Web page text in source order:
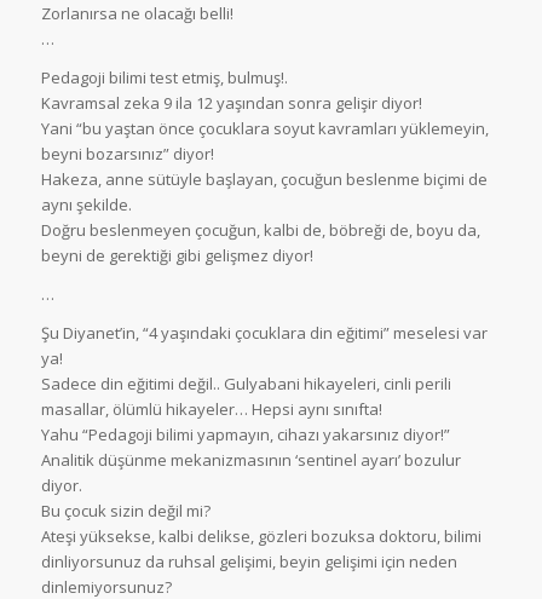
Zorlanırsa ne olacağı belli!
…
Pedagoji bilimi test etmiş, bulmuş!.
Kavramsal zeka 9 ila 12 yaşından sonra gelişir diyor!
Yani “bu yaştan önce çocuklara soyut kavramları yüklemeyin,
beyni bozarsınız” diyor!
Hakeza, anne sütüyle başlayan, çocuğun beslenme biçimi de
aynı şekilde.
Doğru beslenmeyen çocuğun, kalbi de, böbreği de, boyu da,
beyni de gerektiği gibi gelişmez diyor!
…
Şu Diyanet’in, “4 yaşındaki çocuklara din eğitimi” meselesi var
ya!
Sadece din eğitimi değil.. Gulyabani hikayeleri, cinli perili
masallar, ölümlü hikayeler… Hepsi aynı sınıfta!
Yahu “Pedagoji bilimi yapmayın, cihazı yakarsınız diyor!”
Analitik düşünme mekanizmasının ‘sentinel ayarı’ bozulur
diyor.
Bu çocuk sizin değil mi?
Ateşi yüksekse, kalbi delikse, gözleri bozuksa doktoru, bilimi
dinliyorsunuz da ruhsal gelişimi, beyin gelişimi için neden
dinlemiyorsunuz?